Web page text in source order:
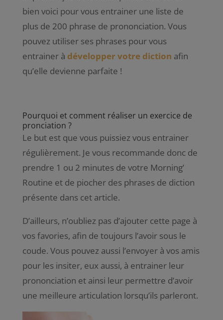
bien voici pour vous entrainer une liste de
plus de 200 phrase de prononciation. Vous
pouvez utiliser ses phrases pour vous
entrainer à développer votre diction afin
qu’elle devienne parfaite !
Pourquoi et comment réaliser un exercice de
pronciation ?
Le but est que vous puissiez vous entrainer
régulièrement. Je vous recommande donc de
prendre 1 ou 2 minutes de votre Morning’
Routine et de piocher des phrases de diction
présente dans cet article.
D’ailleurs, n’oubliez pas d’ajouter cette page à
vos favories, afin de toujours l’avoir sous le
coude. Vous pouvez aussi l’envoyer à vos amis
pour les insiter, eux aussi, à entrainer leur
prononciation et ainsi leur permettre d’avoir
une meilleure articulation lorsqu’ils parleront.